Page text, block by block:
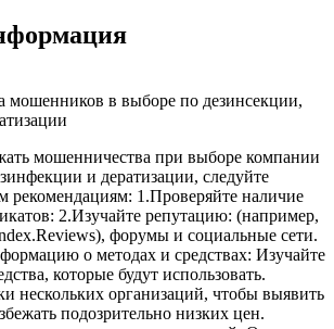
мошенников в выборе по дезинсекции,
мошенничества при выборе компании
и дератизации, следуйте
рекомендациям: 1.Проверяйте наличие
2.Изучайте репутацию: (например,
форумы и социальные сети.
о методах и средствах: Изучайте
которые будут использовать.
нескольких организаций, чтобы выявить
подозрительно низких цен.